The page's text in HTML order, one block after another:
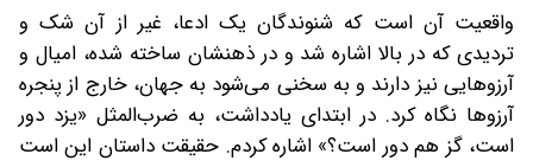
واقعیت آن است که شنوندگان یک ادعا، غیر از آن شک و
تردیدی که در بالا اشاره شد و در ذهنشان ساخته شده، امیال و
آرزوهایی نیز دارند و به سخنی می‌شود به جهان، خارج از پنجره
آرزوها نگاه کرد. در ابتدای یادداشت، به ضرب‌المثل «یزد دور
است، گز هم دور است؟» اشاره کردم. حقیقت داستان این است